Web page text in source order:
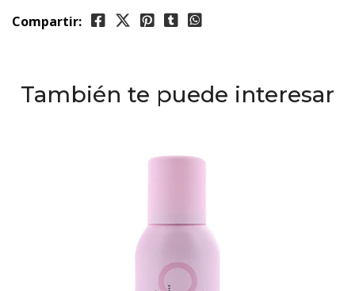
Compartir:
También te puede interesar